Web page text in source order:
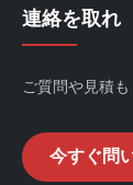
連絡を取れ
ご質問や見積
今すぐ問